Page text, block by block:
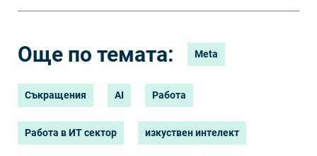
Още по темата: Meta
Съкращения AI Работа
Работа в ИТ сектор изкуствен интелект